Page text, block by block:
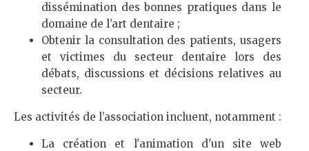
dissémination des bonnes pratiques dans le
domaine de l’art dentaire ;
Obtenir la consultation des patients, usagers
et victimes du secteur dentaire lors des
débats, discussions et décisions relatives au
secteur.
Les activités de l’association incluent, notamment :
La création et l'animation d'un site web